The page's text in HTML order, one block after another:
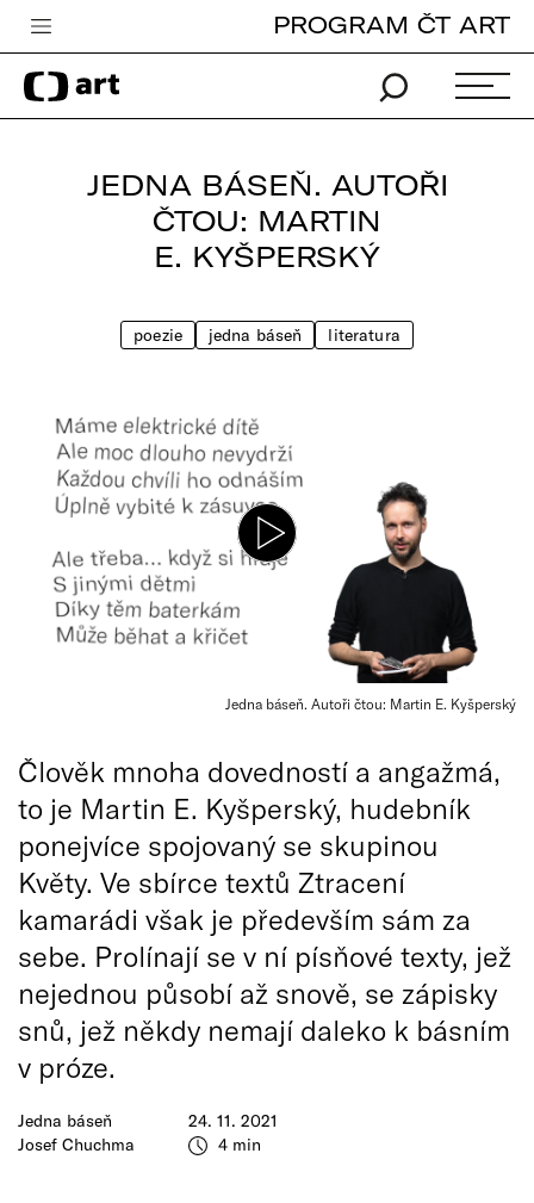
Česká televize
Zpravodajství
PROGRAM ČT ART
JEDNA BÁSEŇ. AUTOŘI
ČTOU: MARTIN
E. KYŠPERSKÝ
poezie jedna báseň literatura
Jedna báseň. Autoři čtou: Martin E. Kyšperský
Jedna báseň
Josef Chuchma
24. 11. 2021
4 min
Člověk mnoha dovedností a angažmá,
to je Martin E. Kyšperský, hudebník
ponejvíce spojovaný se skupinou
Květy. Ve sbírce textů Ztracení
kamarádi však je především sám za
sebe. Prolínají se v ní písňové texty, jež
nejednou působí až snově, se zápisky
snů, jež někdy nemají daleko k básním
v próze.